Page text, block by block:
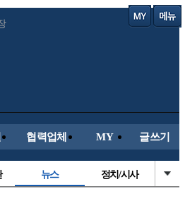
협력업체 MY 글쓰기
뉴스 정치/시사